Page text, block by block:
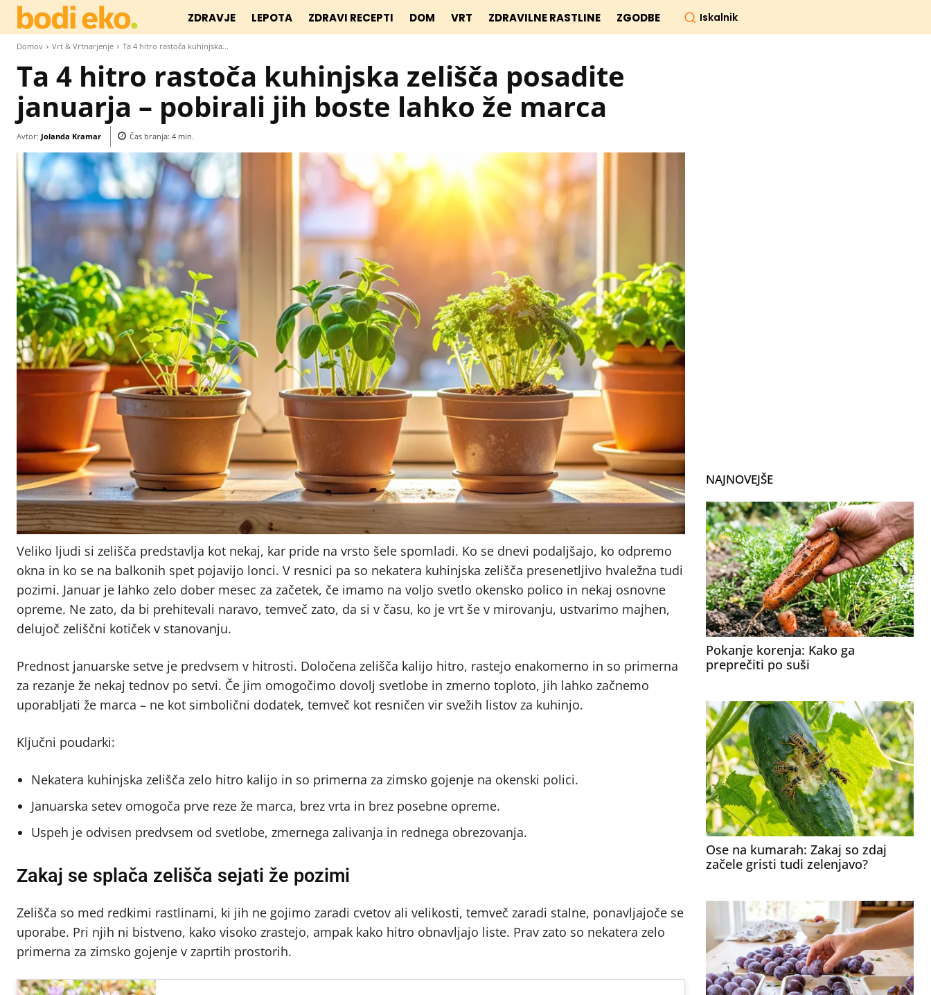
ZDRAVJE LEPOTA ZDRAVI RECEPTI DOM VRT ZDRAVILNE RASTLINE ZGODBE Iskalnik
Domov Vrt & Vrtnarjenje Ta 4 hitro rastoča kuhinjska...
Ta 4 hitro rastoča kuhinjska zelišča posadite
januarja – pobirali jih boste lahko že marca
Avtor: Jolanda Kramar Čas branja: 4 min.
Veliko ljudi si zelišča predstavlja kot nekaj, kar pride na vrsto šele spomladi. Ko se dnevi podaljšajo, ko odpremo
okna in ko se na balkonih spet pojavijo lonci. V resnici pa so nekatera kuhinjska zelišča presenetljivo hvaležna tudi
pozimi. Januar je lahko zelo dober mesec za začetek, če imamo na voljo svetlo okensko polico in nekaj osnovne
opreme. Ne zato, da bi prehitevali naravo, temveč zato, da si v času, ko je vrt še v mirovanju, ustvarimo majhen,
delujoč zeliščni kotiček v stanovanju.
Prednost januarske setve je predvsem v hitrosti. Določena zelišča kalijo hitro, rastejo enakomerno in so primerna
za rezanje že nekaj tednov po setvi. Če jim omogočimo dovolj svetlobe in zmerno toploto, jih lahko začnemo
uporabljati že marca – ne kot simbolični dodatek, temveč kot resničen vir svežih listov za kuhinjo.
Ključni poudarki:
Nekatera kuhinjska zelišča zelo hitro kalijo in so primerna za zimsko gojenje na okenski polici.
Januarska setev omogoča prve reze že marca, brez vrta in brez posebne opreme.
Uspeh je odvisen predvsem od svetlobe, zmernega zalivanja in rednega obrezovanja.
Zakaj se splača zelišča sejati že pozimi
Zelišča so med redkimi rastlinami, ki jih ne gojimo zaradi cvetov ali velikosti, temveč zaradi stalne, ponavljajoče se
uporabe. Pri njih ni bistveno, kako visoko zrastejo, ampak kako hitro obnavljajo liste. Prav zato so nekatera zelo
primerna za zimsko gojenje v zaprtih prostorih.
NAJNOVEJŠE
Pokanje korenja: Kako ga
preprečiti po suši
Ose na kumarah: Zakaj so zdaj
začele gristi tudi zelenjavo?